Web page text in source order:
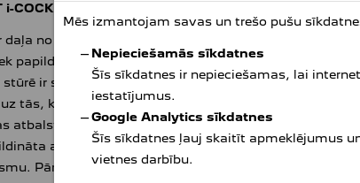
COCKPIT®
no zīmola DNS. Ar katru
papildināts un modernizēts.
ir sensori, kas spēj noteikt,
tās, kad viņš izmanto kādu no
atbalsta sistēmām. Centrālās
ar atsevišķu viedtālruņa
Pārējā konsoles daļa attiecīgi
būtiska daļa no
tehnoloģijām. Par
ietver adaptīvo
joslas
Mēs izmantojam savas un trešo pušu
Nepieciešamās sīkdatnes
Šīs sīkdatnes ir nepieciešamas, lai
iestatījumus.
Google Analytics sīkdatnes
Šīs sīkdatnes ļauj skaitīt apmeklējumus
vietnes darbību.